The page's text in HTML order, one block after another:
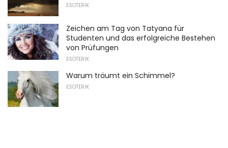
ESOTERIK
Zeichen am Tag von Tatyana für
Studenten und das erfolgreiche Bestehen
von Prüfungen
ESOTERIK
Warum träumt ein Schimmel?
ESOTERIK